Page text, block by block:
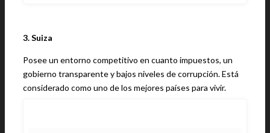
3. Suiza
Posee un entorno competitivo en cuanto impuestos, un
gobierno transparente y bajos niveles de corrupción. Está
considerado como uno de los mejores países para vivir.